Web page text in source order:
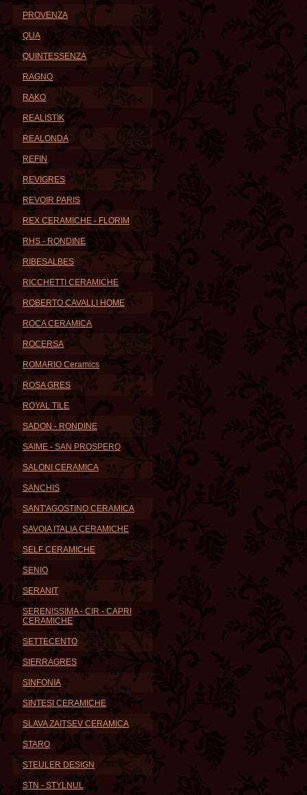
PROVENZA
QUA
QUINTESSENZA
RAGNO
RAKO
REALISTIK
REALONDA
REFIN
REVIGRES
REVOIR PARIS
REX CERAMICHE - FLORIM
RHS - RONDINE
RIBESALBES
RICCHETTI CERAMICHE
ROBERTO CAVALLI HOME
ROCA CERAMICA
ROCERSA
ROMARIO Ceramics
ROSA GRES
ROYAL TILE
SADON - RONDINE
SAIME - SAN PROSPERO
SALONI CERAMICA
SANCHIS
SANT'AGOSTINO CERAMICA
SAVOIA ITALIA CERAMICHE
SELF CERAMICHE
SENIO
SERANIT
SERENISSIMA - CIR - CAPRI
CERAMICHE
SETTECENTO
SIERRAGRES
SINFONIA
SINTESI CERAMICHE
SLAVA ZAITSEV CERAMICA
STARO
STEULER DESIGN
STN - STYLNUL